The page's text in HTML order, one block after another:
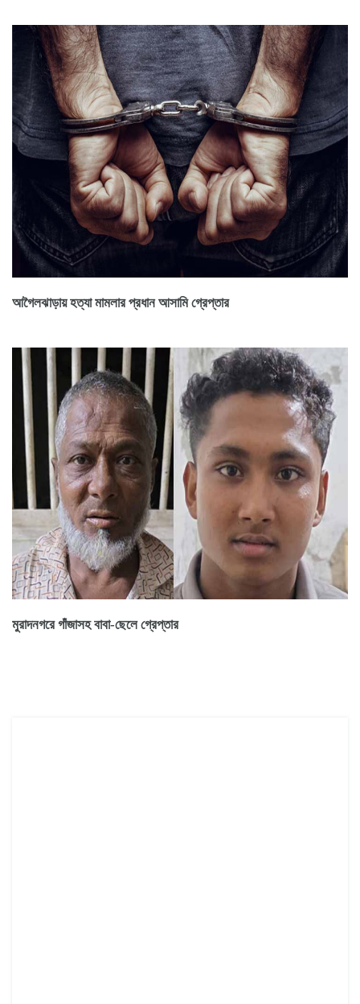
আগৈলঝাড়ায় হত্যা মামলার প্রধান আসামি গ্রেপ্তার
মুরাদনগরে গাঁজাসহ বাবা-ছেলে গ্রেপ্তার